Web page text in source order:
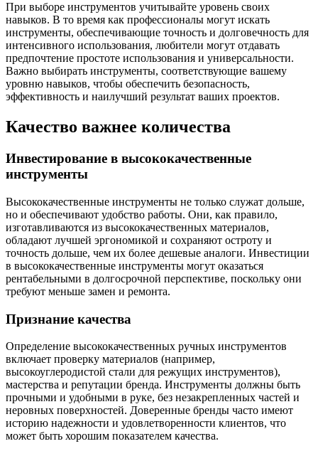
При выборе инструментов учитывайте уровень своих
навыков. В то время как профессионалы могут искать
инструменты, обеспечивающие точность и долговечность для
интенсивного использования, любители могут отдавать
предпочтение простоте использования и универсальности.
Важно выбирать инструменты, соответствующие вашему
уровню навыков, чтобы обеспечить безопасность,
эффективность и наилучший результат ваших проектов.
Качество важнее количества
Инвестирование в высококачественные
инструменты
Высококачественные инструменты не только служат дольше,
но и обеспечивают удобство работы. Они, как правило,
изготавливаются из высококачественных материалов,
обладают лучшей эргономикой и сохраняют остроту и
точность дольше, чем их более дешевые аналоги. Инвестиции
в высококачественные инструменты могут оказаться
рентабельными в долгосрочной перспективе, поскольку они
требуют меньше замен и ремонта.
Признание качества
Определение высококачественных ручных инструментов
включает проверку материалов (например,
высокоуглеродистой стали для режущих инструментов),
мастерства и репутации бренда. Инструменты должны быть
прочными и удобными в руке, без незакрепленных частей и
неровных поверхностей. Доверенные бренды часто имеют
историю надежности и удовлетворенности клиентов, что
может быть хорошим показателем качества.